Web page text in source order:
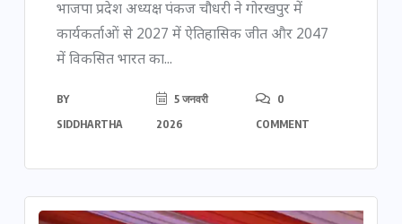
भाजपा प्रदेश अध्यक्ष पंकज चौधरी ने गोरखपुर में
कार्यकर्ताओं से 2027 में ऐतिहासिक जीत और 2047
में विकसित भारत का...
BY
SIDDHARTHA
5 जनवरी
2026
0
COMMENT